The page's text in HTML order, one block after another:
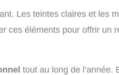
Les teintes claires et les
ces éléments pour offrir un
tout au long de